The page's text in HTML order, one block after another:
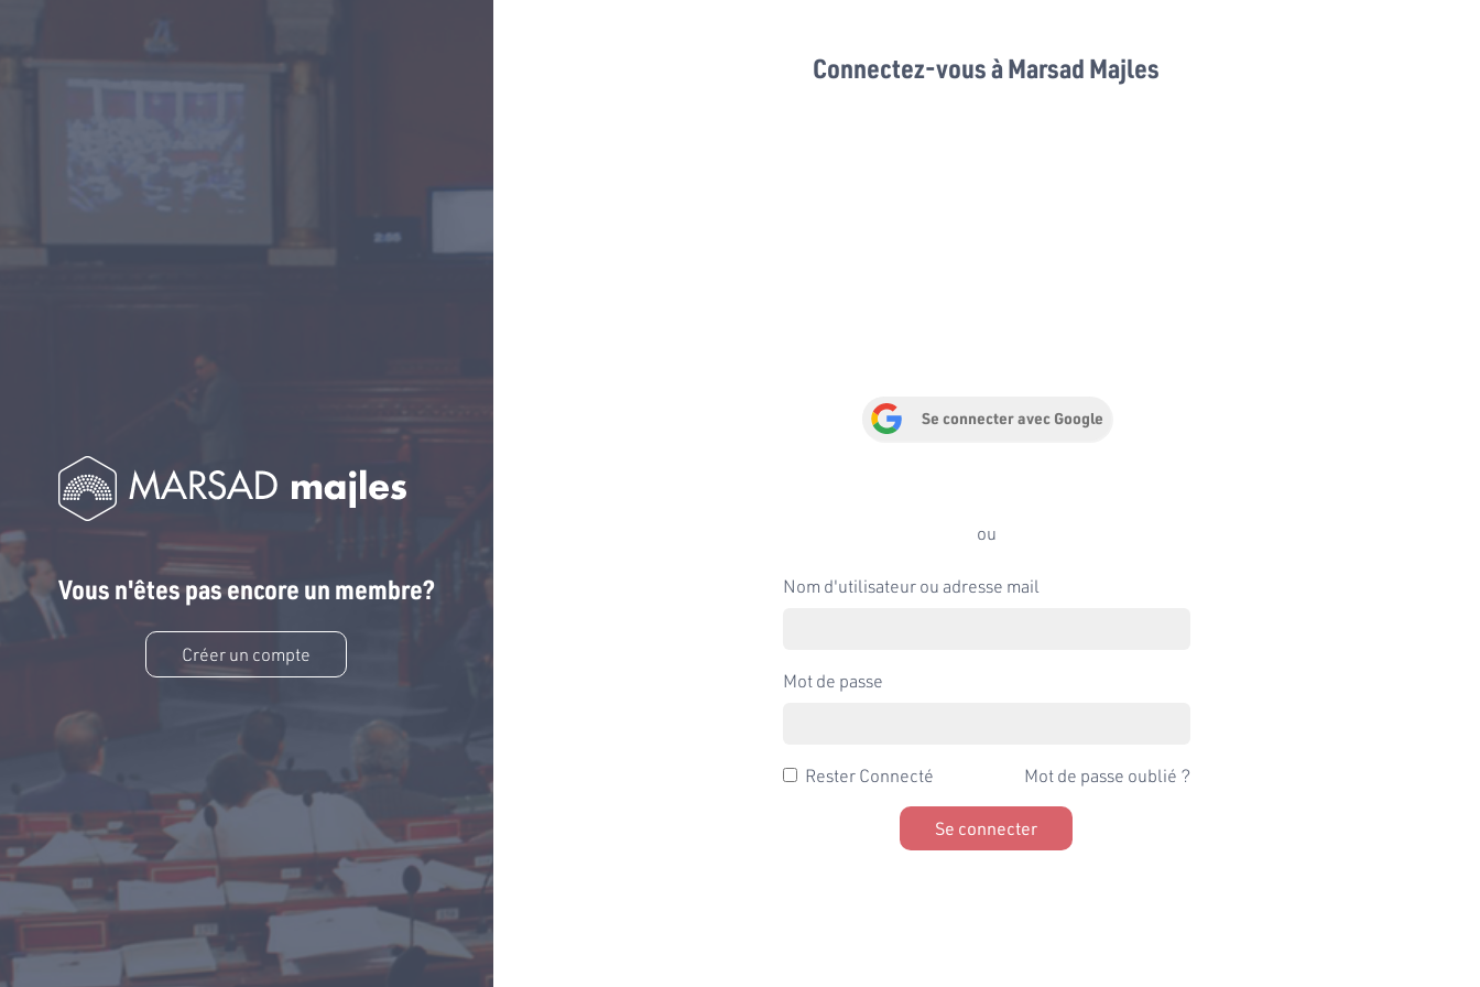
Vous n'êtes pas encore un membre?
Créer un compte
Connectez-vous à Marsad Majles
Se connecter avec Google
ou
Nom d'utilisateur ou adresse mail
Mot de passe
Rester Connecté Mot de passe oublié ?